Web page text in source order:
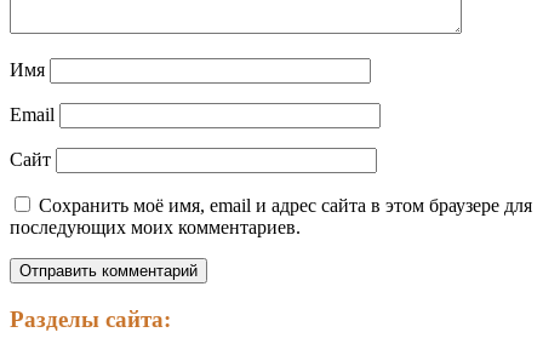
Имя
Email
Сайт
Сохранить моё имя, email и адрес сайта в этом браузере для
последующих моих комментариев.
Разделы сайта: